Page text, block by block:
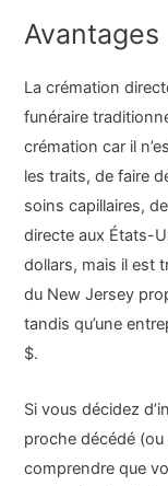
Avantages
La crémation
funéraire
crémation car il
les traits, de faire
soins capillaires,
directe aux États-
dollars, mais il est
du New Jersey
tandis qu’une
$.
Si vous décidez
proche décédé
comprendre que